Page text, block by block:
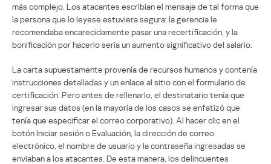
más complejo. Los atacantes escribían el mensaje de tal forma que
la persona que lo leyese estuviera segura: la gerencia le
recomendaba encarecidamente pasar una recertificación, y la
bonificación por hacerlo sería un aumento significativo del salario.
La carta supuestamente provenía de recursos humanos y contenía
instrucciones detalladas y un enlace al sitio con el formulario de
certificación. Pero antes de rellenarlo, el destinatario tenía que
ingresar sus datos (en la mayoría de los casos se enfatizó que
tenía que especificar el correo corporativo). Al hacer clic en el
botón Iniciar sesión o Evaluación, la dirección de correo
electrónico, el nombre de usuario y la contraseña ingresadas se
enviaban a los atacantes. De esta manera, los delincuentes